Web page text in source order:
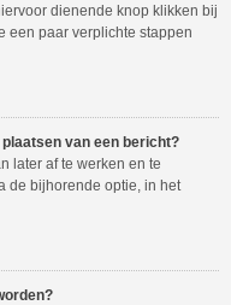
dienende knop klikken bij
een paar verplichte stappen
van een bericht?
later af te werken en te
de bijhorende optie, in het